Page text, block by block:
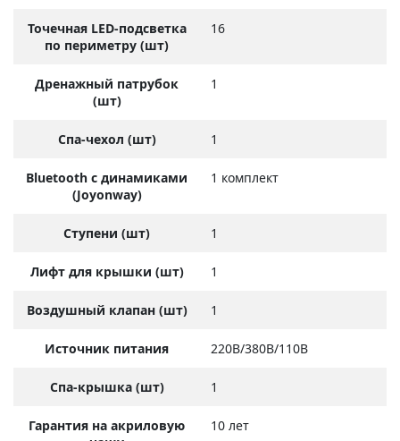
Точечная LED-подсветка
по периметру (шт)
16
Дренажный патрубок
(шт)
1
Спа-чехол (шт) 1
Bluetooth с динамиками
(Joyonway)
1 комплект
Ступени (шт) 1
Лифт для крышки (шт) 1
Воздушный клапан (шт) 1
Источник питания 220В/380В/110В
Спа-крышка (шт) 1
Гарантия на акриловую
10 лет